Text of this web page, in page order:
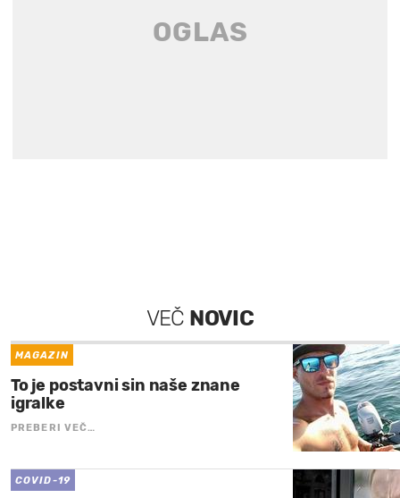
VEČ NOVIC
MAGAZIN
To je postavni sin naše znane
igralke
PREBERI VEČ…
COVID-19